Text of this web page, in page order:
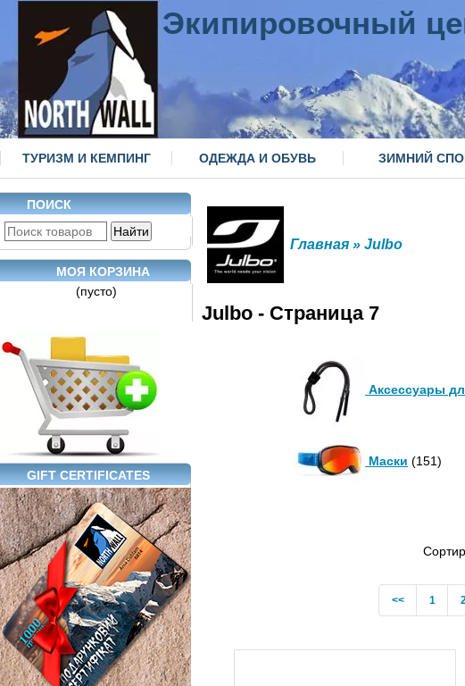
Экипировочный
ТУРИЗМ И КЕМПИНГ ОДЕЖДА И ОБУВЬ ЗИМНИЙ
ПОИСК
МОЯ КОРЗИНА
(пусто)
GIFT CERTIFICATES
Главная » Julbo
Julbo - Страница 7
Аксессуары
Маски (151)
<<Previous
1 2